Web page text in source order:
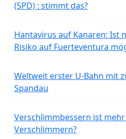
(SPD) : stimmt das?
Hantavirus auf Kanaren: Ist
Risiko auf Fuerteventura
Weltweit erster U-Bahn mit
Spandau
Verschlimmbessern ist
Verschlimmern?